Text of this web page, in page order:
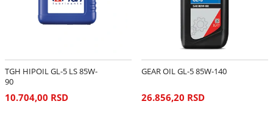
TGH HIPOIL GL-5 LS 85W-
90
10.704,00 RSD
GEAR OIL GL-5 85W-140
26.856,20 RSD